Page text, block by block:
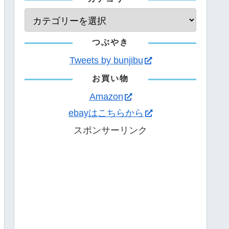
つぶやき
Tweets by bunjibu
お買い物
Amazon
ebayはこちらから
スポンサーリンク